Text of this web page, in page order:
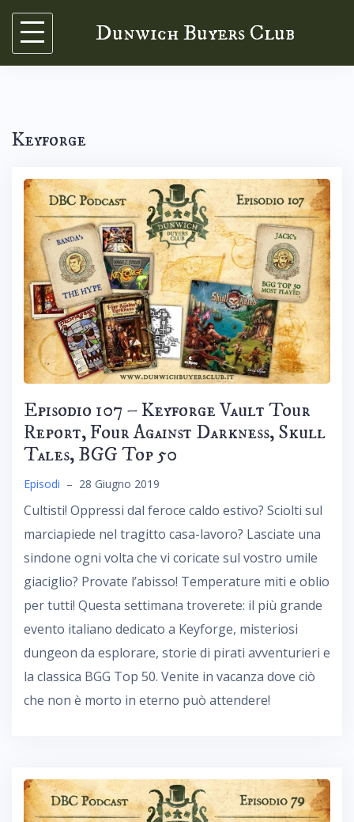
Skip
content
Dunwich Buyers Club
Keyforge
Episodio 107 – Keyforge Vault Tour
Report, Four Against Darkness, Skull
Tales, BGG Top 50
Episodi – 28 Giugno 2019
Cultisti! Oppressi dal feroce caldo estivo? Sciolti sul
marciapiede nel tragitto casa-lavoro? Lasciate una
sindone ogni volta che vi coricate sul vostro umile
giaciglio? Provate l’abisso! Temperature miti e oblio
per tutti! Questa settimana troverete: il più grande
evento italiano dedicato a Keyforge, misteriosi
dungeon da esplorare, storie di pirati avventurieri e
la classica BGG Top 50. Venite in vacanza dove ciò
che non è morto in eterno può attendere!